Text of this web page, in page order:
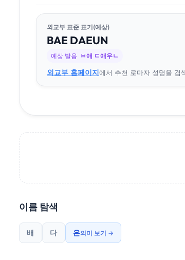
외교부 표준 표기(예상)
BAE DAEUN
예상 발음 ㅂ애 ㄷ애우ㄴ
외교부 홈페이지에서 추천 로마자 성명을 검
이름 탐색
배 다 은의미 보기 →